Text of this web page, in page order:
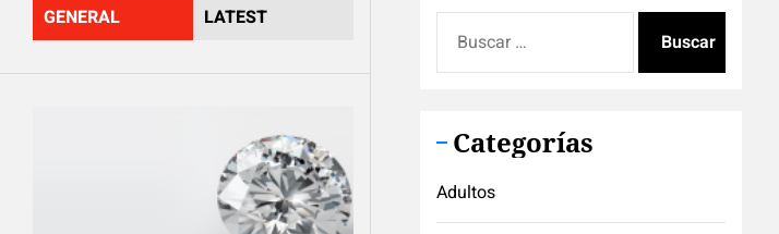
GENERAL LATEST
Categorías
Adultos